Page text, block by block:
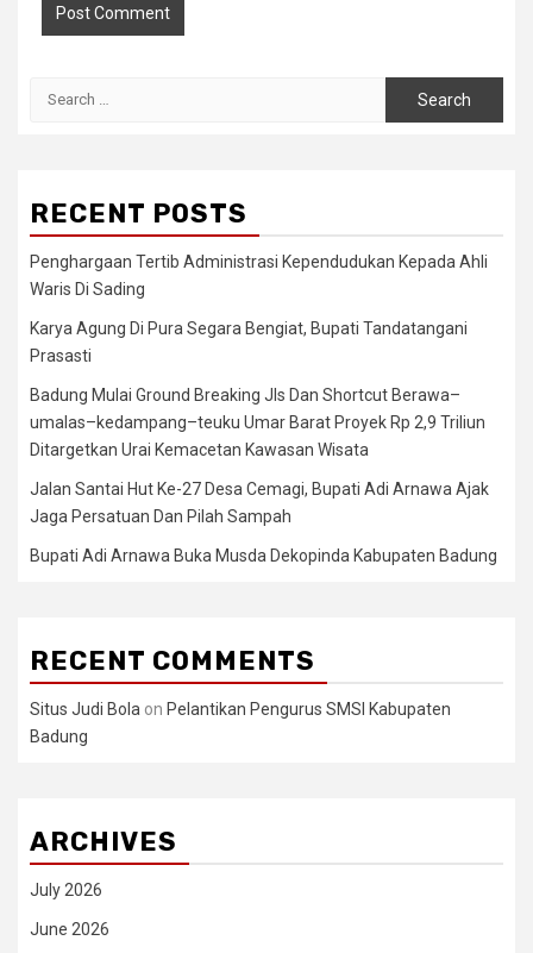
RECENT POSTS
Penghargaan Tertib Administrasi Kependudukan Kepada Ahli
Waris Di Sading
Karya Agung Di Pura Segara Bengiat, Bupati Tandatangani
Prasasti
Badung Mulai Ground Breaking Jls Dan Shortcut Berawa–
umalas–kedampang–teuku Umar Barat Proyek Rp 2,9 Triliun
Ditargetkan Urai Kemacetan Kawasan Wisata
Jalan Santai Hut Ke-27 Desa Cemagi, Bupati Adi Arnawa Ajak
Jaga Persatuan Dan Pilah Sampah
Bupati Adi Arnawa Buka Musda Dekopinda Kabupaten Badung
RECENT COMMENTS
Situs Judi Bola on Pelantikan Pengurus SMSI Kabupaten
Badung
ARCHIVES
July 2026
June 2026